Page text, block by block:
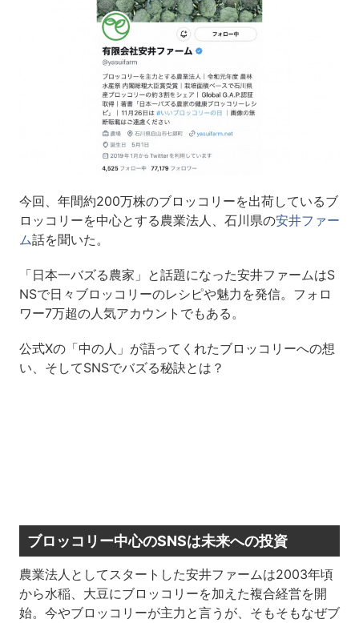
今回、年間約200万株のブロッコリーを出荷しているブ
ロッコリーを中心とする農業法人、石川県の安井ファー
ム話を聞いた。
「日本一バズる農家」と話題になった安井ファームはS
NSで日々ブロッコリーのレシピや魅力を発信。フォロ
ワー7万超の人気アカウントでもある。
公式Xの「中の人」が語ってくれたブロッコリーへの想
い、そしてSNSでバズる秘訣とは？
ブロッコリー中心のSNSは未来への投資
農業法人としてスタートした安井ファームは2003年頃
から水稲、大豆にブロッコリーを加えた複合経営を開
始。今やブロッコリーが主力と言うが、そもそもなぜブ